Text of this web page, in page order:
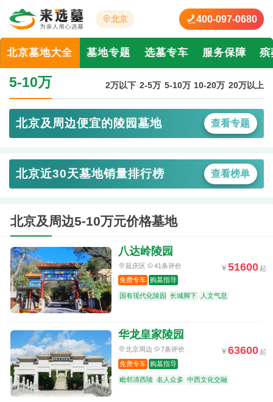
北京 400-097-0680
北京墓地大全 墓地专题 选墓专车 服务保障 殡
5-10万 2万以下 2-5万 5-10万 10-20万 20万以上
北京及周边便宜的陵园墓地 查看专题
北京近30天墓地销量排行榜 查看榜单
北京及周边5-10万元价格墓地
八达岭陵园
51600
延庆区
41条评价
免费专车 购墓指导
国有现代化陵园 长城脚下 人文气息
华龙皇家陵园
63600
北京周边
7条评价
免费专车 购墓指导
毗邻清西陵 名人众多 中西文化交融